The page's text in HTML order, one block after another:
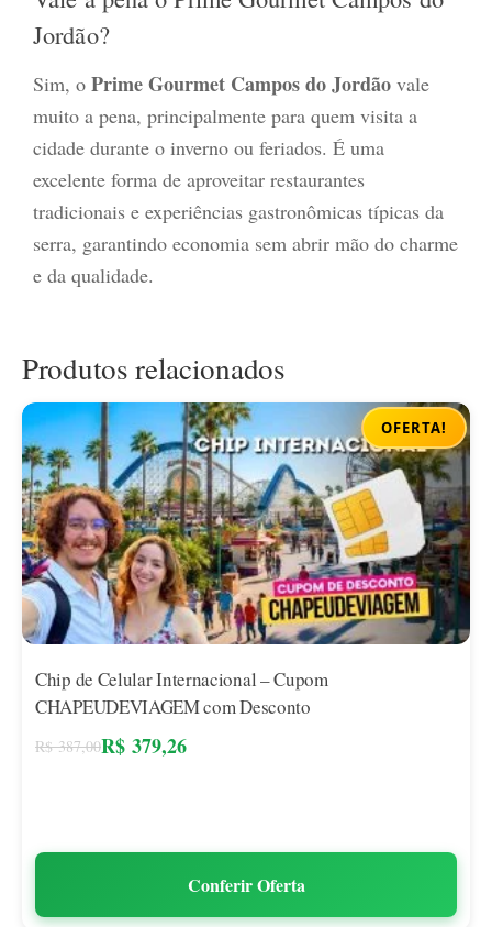
Jordão?
Sim, o Prime Gourmet Campos do Jordão vale
muito a pena, principalmente para quem visita a
cidade durante o inverno ou feriados. É uma
excelente forma de aproveitar restaurantes
tradicionais e experiências gastronômicas típicas da
serra, garantindo economia sem abrir mão do charme
e da qualidade.
Produtos relacionados
OFERTA!
Chip de Celular Internacional – Cupom
CHAPEUDEVIAGEM com Desconto
R$387,00R$ 379,26
Conferir Oferta